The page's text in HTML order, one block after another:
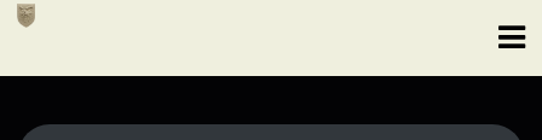
Skip